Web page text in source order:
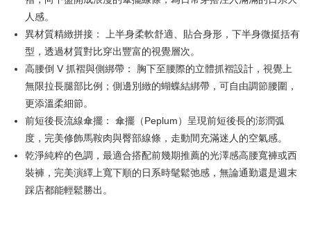
2. 支払い方法で「OP Pay Later」を選択すると、注文が成立した後に自動
いの回数や支払い期限を選択し、支払いを確認すると取引が完了します。
3. 実際の承認額、分割回数および費用については、後続の取引確認ページ
を基準とします。
4. 注文成立後30分以内に確認取引を行わない場合や審査が通過しない場
合、注文は自動的にキャンセルされます。「転専審査」に未通過の状況が
発生した場合は、システムの評価基準に達していないことを意味し、評価
【支払い方法の説明】
1. 分割払いの金額は電信請求書に統合されず、「OP Pay Later」は毎月の
締め日後に支払いリマインダーのSMSを送信します。
2. SMSのリンクを通じて請求書を開いた後、「コンビニバーコード／台湾
説明
一、 AFTEE代金後払いについて
1.お支払い方法でAFTEE代金後払いを選択すると、携帯電話認証ウィンド
2.SMSで認証してお支払い手続を進めてください。
3.注文するときのお支払いは不要です。商品はご指定の住所に配送されま
す。
4.ご注文が完了すると、携帯に支払い通知のSMSが届きます。アプリ会員
の場合は、AFTEE アプリプッシュ通知が届きます。
5.商品受け取り時のお支払いは不要です。商品を確かめてから、SMSまた
はアプリの通知に従って、4大コンビニ、またはATM/オンラインバンキン
グでお支払いください。
代金納付期限は最短で 14 日以内ですので、ご注意ください。AFTEE アプ
まで延長できます。
ATM払い
全家取貨付款
送料無料
付款後全家取貨
萊爾富取貨付款
送料無料
人感。
異材質精緻拼接： 上半身柔軟舒適、貼合身形，下半身微挺括有
型，透過材質對比穿出豐富的視覺層次。
高腰倒 V 抓褶與側綁帶： 胸下至腰際的立體抓褶設計，視覺上
無限拉長腿部比例；側邊別緻的蝴蝶結綁帶，可自由調節腰圍，
更添溫柔細節。
前短後長流線傘擺： 傘擺（Peplum）呈現前短後長的澎潤弧
度，完美修飾馬鞍肉與臀部線條，走動間充滿迷人的空氣感。
乾淨純粹的色調，最適合搭配前幾期推薦的光澤感高腰寬褲或西
裝褲，完美演繹上寬下順的日系時髦鬆弛感，無論通勤還是週末
踩店都能輕鬆勝出。